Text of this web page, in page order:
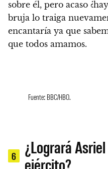
sobre él, pero acaso
bruja lo traiga
encantaría ya que
que todos amamos.
Fuente: BBC/HBO.
6
¿Logrará
ejército?